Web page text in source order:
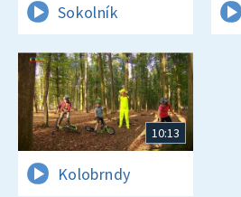
Sokolník
10:13
Kolobrndy